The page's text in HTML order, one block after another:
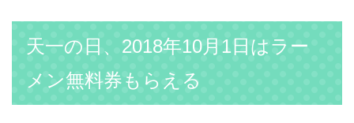
天一の日、2018年10月1日はラー
メン無料券もらえる